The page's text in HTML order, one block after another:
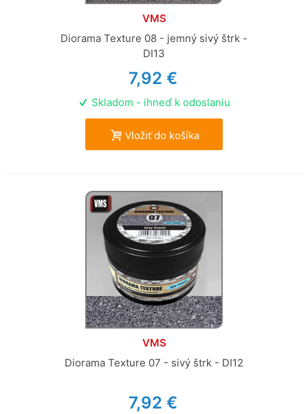
VMS
Diorama Texture 08 - jemný sivý štrk -
DI13
7,92 €
Skladom - ihneď k odoslaniu
Vložiť do košíka
VMS
Diorama Texture 07 - sivý štrk - DI12
7,92 €